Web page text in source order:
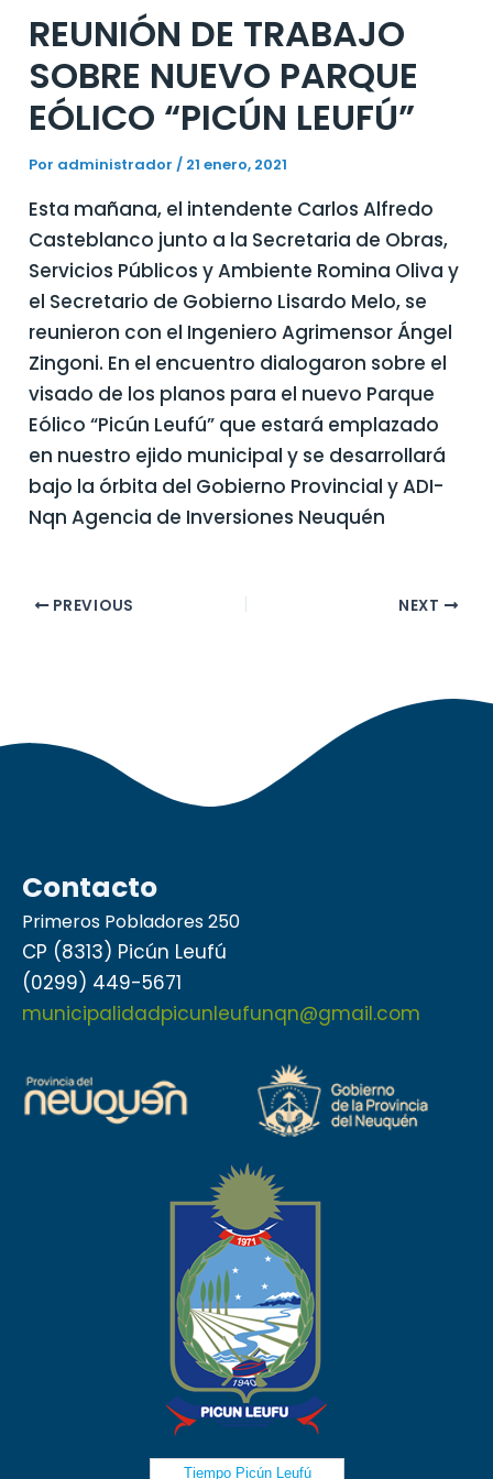
REUNIÓN DE TRABAJO
SOBRE NUEVO PARQUE
EÓLICO “PICÚN LEUFÚ”
Por administrador/ 21 enero, 2021
Esta mañana, el intendente Carlos Alfredo
Casteblanco junto a la Secretaria de Obras,
Servicios Públicos y Ambiente Romina Oliva y
el Secretario de Gobierno Lisardo Melo, se
reunieron con el Ingeniero Agrimensor Ángel
Zingoni. En el encuentro dialogaron sobre el
visado de los planos para el nuevo Parque
Eólico “Picún Leufú” que estará emplazado
en nuestro ejido municipal y se desarrollará
bajo la órbita del Gobierno Provincial y ADI-
Nqn Agencia de Inversiones Neuquén
PREVIOUS NEXT
Contacto
Primeros Pobladores 250
CP (8313) Picún Leufú
(0299) 449-5671
municipalidadpicunleufunqn@gmail.com